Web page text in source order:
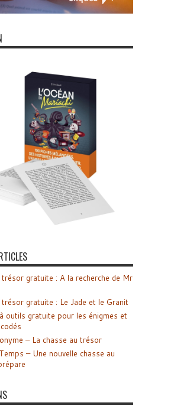
trésor gratuite : A la recherche de Mr
trésor gratuite : Le Jade et le Granit
outils gratuite pour les énigmes et
– La chasse au trésor
– Une nouvelle chasse au